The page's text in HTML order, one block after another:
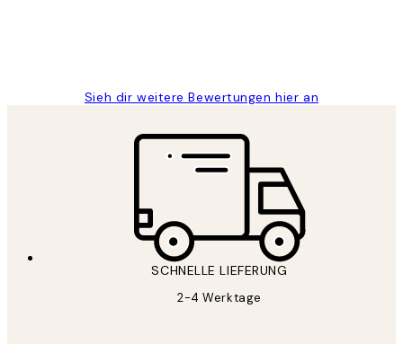
Sieh dir weitere Bewertungen hier an
SCHNELLE LIEFERUNG
2-4 Werktage